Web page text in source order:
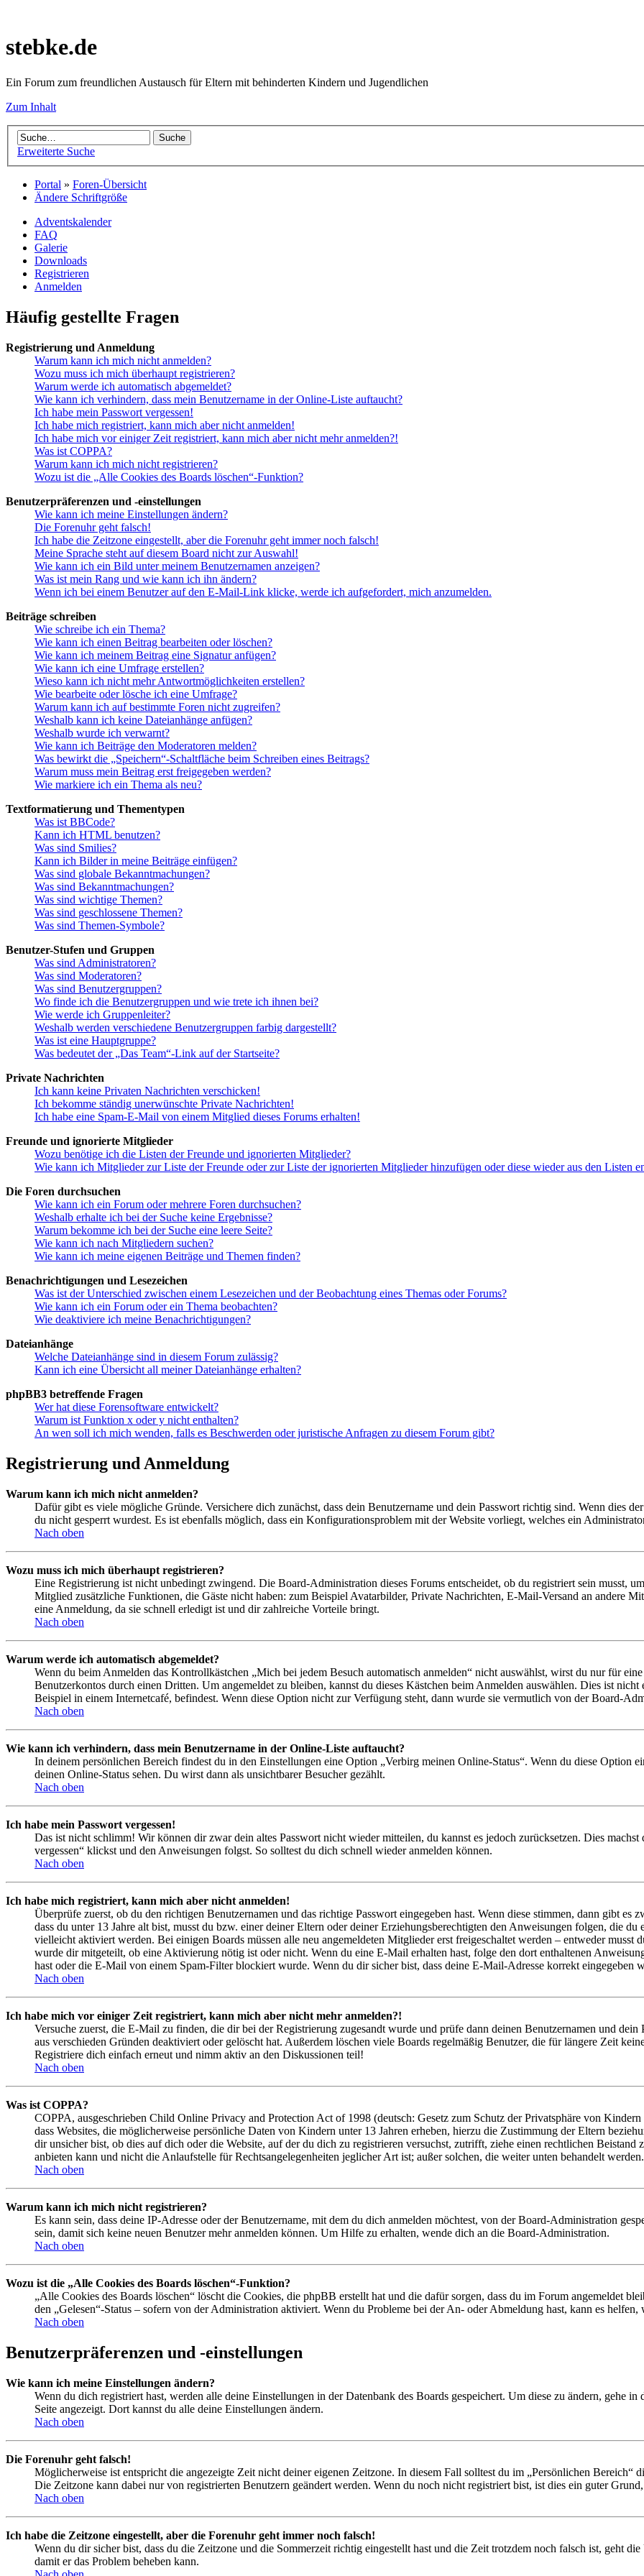
stebke.de
Ein Forum zum freundlichen Austausch für Eltern mit behinderten Kindern und Jugendlichen
Zum Inhalt
Erweiterte Suche
Portal » Foren-Übersicht
Ändere Schriftgröße
Adventskalender
FAQ
Galerie
Downloads
Registrieren
Anmelden
Häufig gestellte Fragen
Registrierung und Anmeldung
Warum kann ich mich nicht anmelden?
Wozu muss ich mich überhaupt registrieren?
Warum werde ich automatisch abgemeldet?
Wie kann ich verhindern, dass mein Benutzername in der Online-Liste auftaucht?
Ich habe mein Passwort vergessen!
Ich habe mich registriert, kann mich aber nicht anmelden!
Ich habe mich vor einiger Zeit registriert, kann mich aber nicht mehr anmelden?!
Was ist COPPA?
Warum kann ich mich nicht registrieren?
Wozu ist die „Alle Cookies des Boards löschen“-Funktion?
Benutzerpräferenzen und -einstellungen
Wie kann ich meine Einstellungen ändern?
Die Forenuhr geht falsch!
Ich habe die Zeitzone eingestellt, aber die Forenuhr geht immer noch falsch!
Meine Sprache steht auf diesem Board nicht zur Auswahl!
Wie kann ich ein Bild unter meinem Benutzernamen anzeigen?
Was ist mein Rang und wie kann ich ihn ändern?
Wenn ich bei einem Benutzer auf den E-Mail-Link klicke, werde ich aufgefordert, mich anzumelden.
Beiträge schreiben
Wie schreibe ich ein Thema?
Wie kann ich einen Beitrag bearbeiten oder löschen?
Wie kann ich meinem Beitrag eine Signatur anfügen?
Wie kann ich eine Umfrage erstellen?
Wieso kann ich nicht mehr Antwortmöglichkeiten erstellen?
Wie bearbeite oder lösche ich eine Umfrage?
Warum kann ich auf bestimmte Foren nicht zugreifen?
Weshalb kann ich keine Dateianhänge anfügen?
Weshalb wurde ich verwarnt?
Wie kann ich Beiträge den Moderatoren melden?
Was bewirkt die „Speichern“-Schaltfläche beim Schreiben eines Beitrags?
Warum muss mein Beitrag erst freigegeben werden?
Wie markiere ich ein Thema als neu?
Textformatierung und Thementypen
Was ist BBCode?
Kann ich HTML benutzen?
Was sind Smilies?
Kann ich Bilder in meine Beiträge einfügen?
Was sind globale Bekanntmachungen?
Was sind Bekanntmachungen?
Was sind wichtige Themen?
Was sind geschlossene Themen?
Was sind Themen-Symbole?
Benutzer-Stufen und Gruppen
Was sind Administratoren?
Was sind Moderatoren?
Was sind Benutzergruppen?
Wo finde ich die Benutzergruppen und wie trete ich ihnen bei?
Wie werde ich Gruppenleiter?
Weshalb werden verschiedene Benutzergruppen farbig dargestellt?
Was ist eine Hauptgruppe?
Was bedeutet der „Das Team“-Link auf der Startseite?
Private Nachrichten
Ich kann keine Privaten Nachrichten verschicken!
Ich bekomme ständig unerwünschte Private Nachrichten!
Ich habe eine Spam-E-Mail von einem Mitglied dieses Forums erhalten!
Freunde und ignorierte Mitglieder
Wozu benötige ich die Listen der Freunde und ignorierten Mitglieder?
Wie kann ich Mitglieder zur Liste der Freunde oder zur Liste der ignorierten Mitglieder hinzufügen oder diese wieder aus den Listen
Die Foren durchsuchen
Wie kann ich ein Forum oder mehrere Foren durchsuchen?
Weshalb erhalte ich bei der Suche keine Ergebnisse?
Warum bekomme ich bei der Suche eine leere Seite?
Wie kann ich nach Mitgliedern suchen?
Wie kann ich meine eigenen Beiträge und Themen finden?
Benachrichtigungen und Lesezeichen
Was ist der Unterschied zwischen einem Lesezeichen und der Beobachtung eines Themas oder Forums?
Wie kann ich ein Forum oder ein Thema beobachten?
Wie deaktiviere ich meine Benachrichtigungen?
Dateianhänge
Welche Dateianhänge sind in diesem Forum zulässig?
Kann ich eine Übersicht all meiner Dateianhänge erhalten?
phpBB3 betreffende Fragen
Wer hat diese Forensoftware entwickelt?
Warum ist Funktion x oder y nicht enthalten?
An wen soll ich mich wenden, falls es Beschwerden oder juristische Anfragen zu diesem Forum gibt?
Registrierung und Anmeldung
Warum kann ich mich nicht anmelden?
Dafür gibt es viele mögliche Gründe. Versichere dich zunächst, dass dein Benutzername und dein Passwort richtig sind. Wenn dies
du nicht gesperrt wurdest. Es ist ebenfalls möglich, dass ein Konfigurationsproblem mit der Website vorliegt, welches ein
Nach oben
Wozu muss ich mich überhaupt registrieren?
Eine Registrierung ist nicht unbedingt zwingend. Die Board-Administration dieses Forums entscheidet, ob du registriert sein musst,
Mitglied zusätzliche Funktionen, die Gäste nicht haben: zum Beispiel Avatarbilder, Private Nachrichten, E-Mail-Versand an andere
eine Anmeldung, da sie schnell erledigt ist und dir zahlreiche Vorteile bringt.
Nach oben
Warum werde ich automatisch abgemeldet?
Wenn du beim Anmelden das Kontrollkästchen „Mich bei jedem Besuch automatisch anmelden“ nicht auswählst, wirst du nur für
Benutzerkontos durch einen Dritten. Um angemeldet zu bleiben, kannst du dieses Kästchen beim Anmelden auswählen. Dies ist
Beispiel in einem Internetcafé, befindest. Wenn diese Option nicht zur Verfügung steht, dann wurde sie vermutlich von der Board-
Nach oben
Wie kann ich verhindern, dass mein Benutzername in der Online-Liste auftaucht?
In deinem persönlichen Bereich findest du in den Einstellungen eine Option „Verbirg meinen Online-Status“. Wenn du diese Option
deinen Online-Status sehen. Du wirst dann als unsichtbarer Besucher gezählt.
Nach oben
Ich habe mein Passwort vergessen!
Das ist nicht schlimm! Wir können dir zwar dein altes Passwort nicht wieder mitteilen, du kannst es jedoch zurücksetzen. Dies
vergessen“ klickst und den Anweisungen folgst. So solltest du dich schnell wieder anmelden können.
Nach oben
Ich habe mich registriert, kann mich aber nicht anmelden!
Überprüfe zuerst, ob du den richtigen Benutzernamen und das richtige Passwort eingegeben hast. Wenn diese stimmen, dann gibt es
dass du unter 13 Jahre alt bist, musst du bzw. einer deiner Eltern oder deiner Erziehungsberechtigten den Anweisungen folgen, die
vielleicht aktiviert werden. Bei einigen Boards müssen alle neu angemeldeten Mitglieder erst freigeschaltet werden – entweder musst
wurde dir mitgeteilt, ob eine Aktivierung nötig ist oder nicht. Wenn du eine E-Mail erhalten hast, folge den dort enthaltenen
hast oder die E-Mail von einem Spam-Filter blockiert wurde. Wenn du dir sicher bist, dass deine E-Mail-Adresse korrekt eingegeben
Nach oben
Ich habe mich vor einiger Zeit registriert, kann mich aber nicht mehr anmelden?!
Versuche zuerst, die E-Mail zu finden, die dir bei der Registrierung zugesandt wurde und prüfe dann deinen Benutzernamen und
aus verschieden Gründen deaktiviert oder gelöscht hat. Außerdem löschen viele Boards regelmäßig Benutzer, die für längere Zeit
Registriere dich einfach erneut und nimm aktiv an den Diskussionen teil!
Nach oben
Was ist COPPA?
COPPA, ausgeschrieben Child Online Privacy and Protection Act of 1998 (deutsch: Gesetz zum Schutz der Privatsphäre von
dass Websites, die möglicherweise persönliche Daten von Kindern unter 13 Jahren erheben, hierzu die Zustimmung der Eltern
dir unsicher bist, ob dies auf dich oder die Website, auf der du dich zu registrieren versuchst, zutrifft, ziehe einen rechtlichen Beistand
anbieten kann und nicht die Anlaufstelle für Rechtsangelegenheiten jeglicher Art ist; außer solchen, die weiter unten behandelt werden.
Nach oben
Warum kann ich mich nicht registrieren?
Es kann sein, dass deine IP-Adresse oder der Benutzername, mit dem du dich anmelden möchtest, von der Board-Administration
sein, damit sich keine neuen Benutzer mehr anmelden können. Um Hilfe zu erhalten, wende dich an die Board-Administration.
Nach oben
Wozu ist die „Alle Cookies des Boards löschen“-Funktion?
„Alle Cookies des Boards löschen“ löscht die Cookies, die phpBB erstellt hat und die dafür sorgen, dass du im Forum angemeldet
den „Gelesen“-Status – sofern von der Administration aktiviert. Wenn du Probleme bei der An- oder Abmeldung hast, kann es
Nach oben
Benutzerpräferenzen und -einstellungen
Wie kann ich meine Einstellungen ändern?
Wenn du dich registriert hast, werden alle deine Einstellungen in der Datenbank des Boards gespeichert. Um diese zu ändern, gehe
Seite angezeigt. Dort kannst du alle deine Einstellungen ändern.
Nach oben
Die Forenuhr geht falsch!
Möglicherweise ist entspricht die angezeigte Zeit nicht deiner eigenen Zeitzone. In diesem Fall solltest du im „Persönlichen Bereich“
Die Zeitzone kann dabei nur von registrierten Benutzern geändert werden. Wenn du noch nicht registriert bist, ist dies ein guter
Nach oben
Ich habe die Zeitzone eingestellt, aber die Forenuhr geht immer noch falsch!
Wenn du dir sicher bist, dass du die Zeitzone und die Sommerzeit richtig eingestellt hast und die Zeit trotzdem noch falsch ist, geht
damit er das Problem beheben kann.